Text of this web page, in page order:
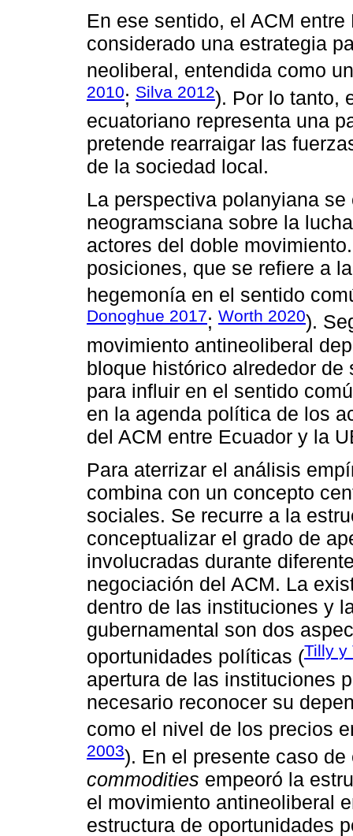
En ese sentido, el ACM
considerado una estrategia
neoliberal, entendida como
2010; Silva 2012). Por lo tanto,
ecuatoriano representa una
pretende rearraigar las
de la sociedad local.
La perspectiva polanyiana
neogramsciana sobre la
actores del doble
posiciones, que se refiere a
hegemonía en el sentido
Donoghue 2017; Worth 2020).
movimiento antineoliberal
bloque histórico alrededor
para influir en el sentido
en la agenda política de los
del ACM entre Ecuador y la
Para aterrizar el análisis
combina con un concepto
sociales. Se recurre a la
conceptualizar el grado de
involucradas durante
negociación del ACM. La
dentro de las instituciones y
gubernamental son dos
oportunidades políticas (Tilly y
apertura de las instituciones
necesario reconocer su
como el nivel de los precios
2003). En el presente caso
commodities empeoró la
el movimiento antineoliberal
estructura de oportunidades